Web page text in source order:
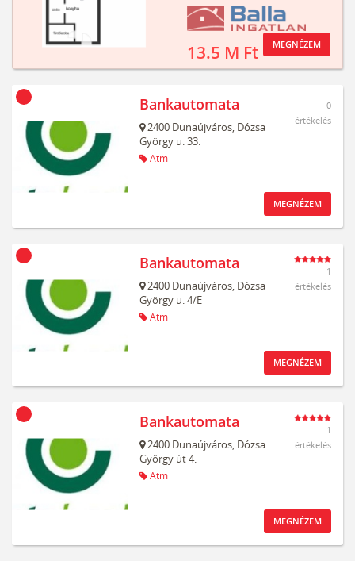
13.5 M Ft MEGNÉZEM
Bankautomata
2400 Dunaújváros, Dózsa
György u. 33.
Atm
0
értékelés
MEGNÉZEM
Bankautomata
2400 Dunaújváros, Dózsa
György u. 4/E
Atm
1
értékelés
MEGNÉZEM
Bankautomata
2400 Dunaújváros, Dózsa
György út 4.
Atm
1
értékelés
MEGNÉZEM